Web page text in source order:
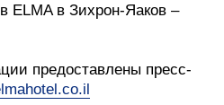
ELMA в Зихрон-Яаков –
предоставлены пресс-